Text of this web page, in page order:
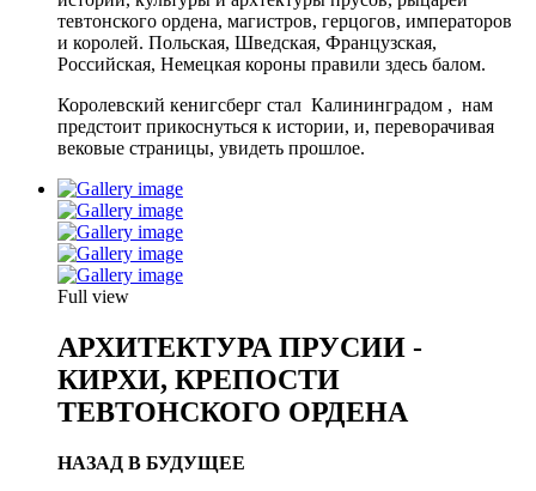
тевтонского ордена, магистров, герцогов, императоров
и королей. Польская, Шведская, Французская,
Российская, Немецкая короны правили здесь балом.
Королевский кенигсберг стал Калининградом , нам
предстоит прикоснуться к истории, и, переворачивая
вековые страницы, увидеть прошлое.
Full view
АРХИТЕКТУРА ПРУСИИ -
КИРХИ, КРЕПОСТИ
ТЕВТОНСКОГО ОРДЕНА
НАЗАД В БУДУЩЕЕ